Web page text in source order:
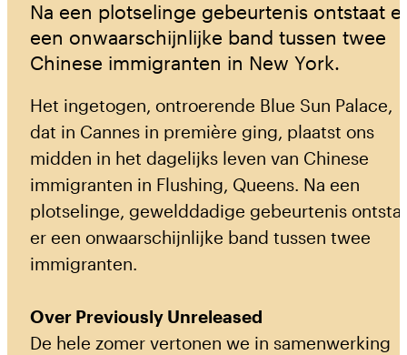
Na een plotselinge gebeurtenis ontstaat
een onwaarschijnlijke band tussen twee
Chinese immigranten in New York.
Het ingetogen, ontroerende Blue Sun Palace,
dat in Cannes in première ging, plaatst ons
midden in het dagelijks leven van Chinese
immigranten in Flushing, Queens. Na een
plotselinge, gewelddadige gebeurtenis
er een onwaarschijnlijke band tussen twee
immigranten.
Over Previously Unreleased
De hele zomer vertonen we in samenwerking